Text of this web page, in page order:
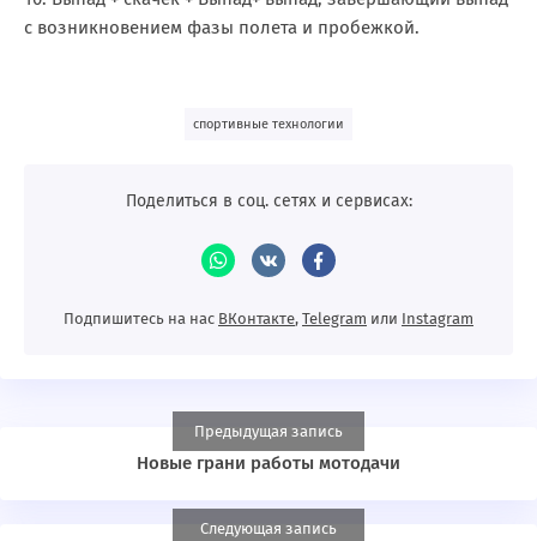
с возникновением фазы полета и пробежкой.
спортивные технологии
Поделиться в соц. сетях и сервисах:
Подпишитесь на нас ВКонтакте, Telegram или Instagram
Предыдущая запись
Новые грани работы мотодачи
Следующая запись